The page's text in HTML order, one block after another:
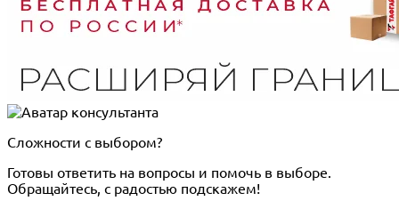
Сложности с выбором?
Готовы ответить на вопросы и помочь в выборе.
Обращайтесь, с радостью подскажем!